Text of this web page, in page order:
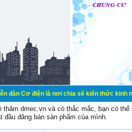
là nơi chia sẽ kiến thức kinh nghiệm
thăm dmec.vn và có thắc mắc, bạn có
đầu đăng bán sản phẩm của mình.